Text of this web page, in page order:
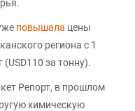
повышала цены
региона с 1
(USD110 за тонну).
Репорт, в прошлом
химическую